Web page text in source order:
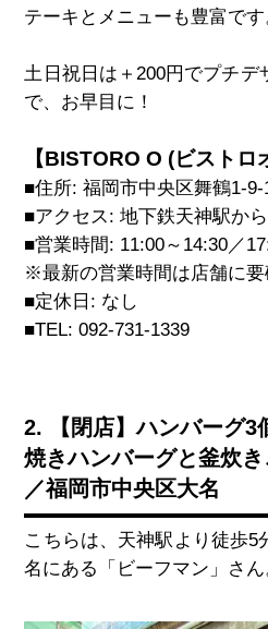
テーキとメニューも豊富です
土日祝日は＋ 200円でプチデ
で、お早目に！
【BISTORO O (ビストロ
■住所:福岡市中央区舞鶴1-9-
■アクセス : 地下鉄天神駅か
■営業時間: 11:00～ 14:30 ／
※最新の営業時間は店舗に要
■定休日 : なし
■TEL: 092-731-1339
2. 【閉店】ハンバーグ3
焼きハンバーグと釜炊き
／福岡市中央区大名
こちらは、天神駅より徒歩5
名にある「ビーフマン」さん